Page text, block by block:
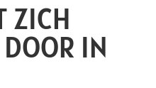
ZICH
IN